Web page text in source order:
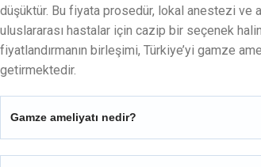
düşüktür. Bu fiyata prosedür, lokal anestezi ve
uluslararası hastalar için cazip bir seçenek
fiyatlandırmanın birleşimi, Türkiye’yi gamze
getirmektedir.
Gamze ameliyatı nedir?